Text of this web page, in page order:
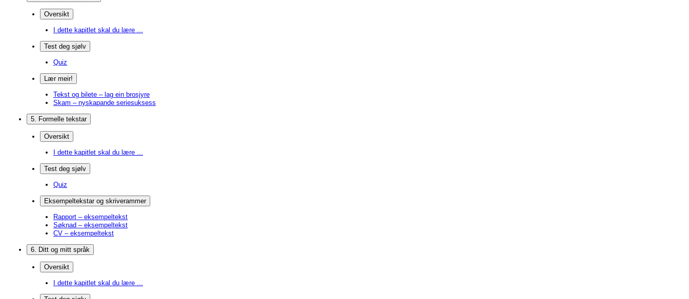
Oversikt
I dette kapitlet skal du lære ...
Test deg sjølv
Quiz
Lær meir!
Tekst og bilete – lag ein brosjyre
Skam – nyskapande seriesuksess
5. Formelle tekstar
Oversikt
I dette kapitlet skal du lære ...
Test deg sjølv
Quiz
Eksempeltekstar og skriverammer
Rapport – eksempeltekst
Søknad – eksempeltekst
CV – eksempeltekst
6. Ditt og mitt språk
Oversikt
I dette kapitlet skal du lære ...